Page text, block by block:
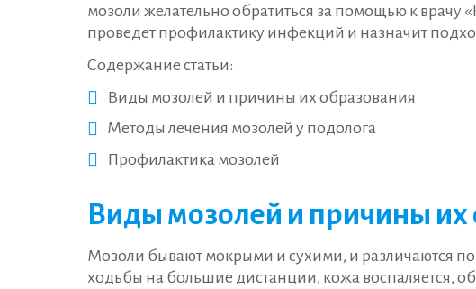
мозоли желательно обратиться за помощью к врачу
проведет профилактику инфекций и назначит
Содержание статьи:
Виды мозолей и причины их образования
Методы лечения мозолей у подолога
Профилактика мозолей
Виды мозолей и причины их
Мозоли бывают мокрыми и сухими, и различаются
ходьбы на большие дистанции, кожа воспаляется,